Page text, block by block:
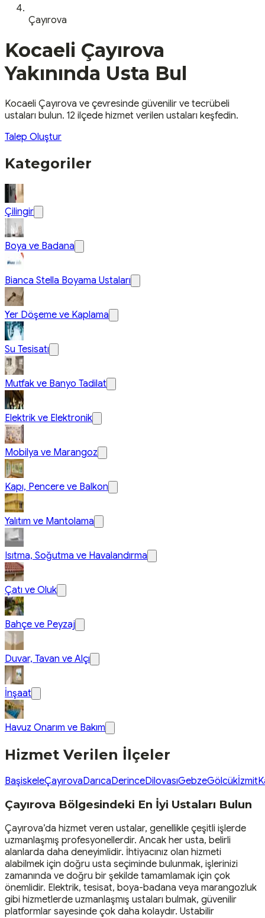
Çayırova
Kocaeli Çayırova
Yakınında Usta Bul
Kocaeli Çayırova ve çevresinde güvenilir ve tecrübeli
ustaları bulun. 12 ilçede hizmet verilen ustaları keşfedin.
Talep Oluştur
Kategoriler
Çilingir
Boya ve Badana
Bianca Stella Boyama Ustaları
Yer Döşeme ve Kaplama
Su Tesisatı
Mutfak ve Banyo Tadilat
Elektrik ve Elektronik
Mobilya ve Marangoz
Kapı, Pencere ve Balkon
Yalıtım ve Mantolama
Isıtma, Soğutma ve Havalandırma
Çatı ve Oluk
Bahçe ve Peyzaj
Duvar, Tavan ve Alçı
İnşaat
Havuz Onarım ve Bakım
Hizmet Verilen İlçeler
BaşiskeleÇayırovaDarıcaDerinceDilovasıGebzeGölcükİzmit
Çayırova Bölgesindeki En İyi Ustaları Bulun
Çayırova’da hizmet veren ustalar, genellikle çeşitli işlerde
uzmanlaşmış profesyonellerdir. Ancak her usta, belirli
alanlarda daha deneyimlidir. İhtiyacınız olan hizmeti
alabilmek için doğru usta seçiminde bulunmak, işlerinizi
zamanında ve doğru bir şekilde tamamlamak için çok
önemlidir. Elektrik, tesisat, boya-badana veya marangozluk
gibi hizmetlerde uzmanlaşmış ustaları bulmak, güvenilir
platformlar sayesinde çok daha kolaydır. Ustabilir